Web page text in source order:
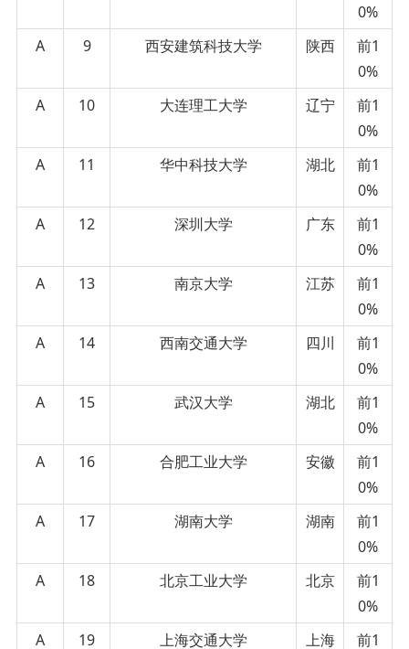
0%
A
9 西安建筑科技大学 陕西
前1
0%
A
10 大连理工大学 辽宁
前1
0%
A
11 华中科技大学 湖北
前1
0%
A
12 深圳大学 广东
前1
0%
A
13 南京大学 江苏
前1
0%
A
14 西南交通大学 四川
前1
0%
A
15 武汉大学 湖北
前1
0%
A
16 合肥工业大学 安徽
前1
0%
A
17 湖南大学 湖南
前1
0%
A
18 北京工业大学 北京
前1
0%
A
19 上海交通大学 上海
前1